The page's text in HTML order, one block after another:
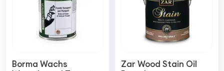
Borma Wachs
Zar Wood Stain Oil